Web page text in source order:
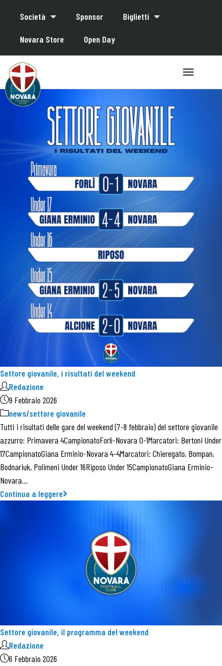
Società Sponsor Biglietti
Novara Store Open Day
Settore giovanile, i risultati del weekend
Redazione
9 Febbraio 2026
news/settore giovanile
Tutti i risultati delle gare del weekend (7-8 febbraio) del settore giovanile
azzurro: Primavera 4CampionatoForlì-Novara 0-1Marcatori: Bertoni Under
17CampionatoGiana Erminio-Novara 4-4Marcatori: Chieregato, Bompan,
Bodnariuk, Polimeni Under 16Riposo Under 15CampionatoGiana Erminio-
Novara…
Continua a leggere
Settore giovanile, il programma del weekend
Redazione
6 Febbraio 2026